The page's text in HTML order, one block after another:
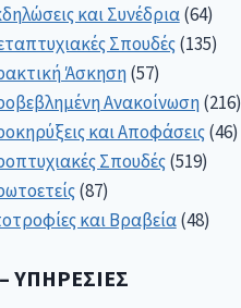
και Συνέδρια(64)
Σπουδές(135)
Άσκηση(57)
Ανακοίνωση(216)
και Αποφάσεις(46)
Σπουδές(519)
(87)
και Βραβεία(48)
ΥΠΗΡΕΣΊΕΣ